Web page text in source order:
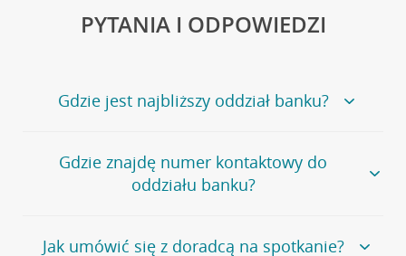
PYTANIA I ODPOWIEDZI
Gdzie jest najbliższy oddział banku?
Jeśli szukasz oddziału naszego banku, zapraszamy na
stronęPlacówki i bankomaty, na której znajduje się
wygodna wyszukiwarka.
oddziałów
Gdzie znajdę numer kontaktowy do
oddziału banku?
Bank Credit Agricole nie udostępnia ogólnego numeru
Jak umówić się z doradcą na spotkanie?